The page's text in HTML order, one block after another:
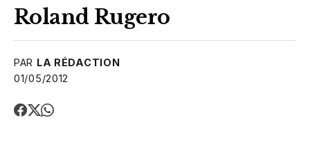
Roland Rugero
PAR LA RÉDACTION
01/05/2012